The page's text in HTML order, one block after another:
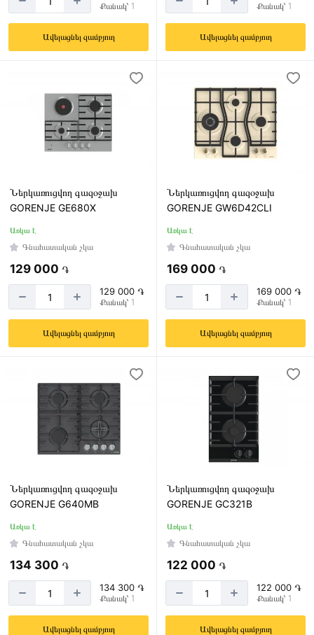
Քանակ՝ 1
Ավելացնել զամբյուղ
Քանակ՝ 1
Ավելացնել զամբյուղ
Ներկառուցվող գազօջախ
GORENJE GE680X
Առկա է
Գնահատական չկա
129 000 ֏
129 000 ֏
Քանակ՝ 1
Ավելացնել զամբյուղ
Ներկառուցվող գազօջախ
GORENJE GW6D42CLI
Առկա է
Գնահատական չկա
169 000 ֏
169 000 ֏
Քանակ՝ 1
Ավելացնել զամբյուղ
Ներկառուցվող գազօջախ
GORENJE G640MB
Առկա է
Գնահատական չկա
134 300 ֏
134 300 ֏
Քանակ՝ 1
Ավելացնել զամբյուղ
Ներկառուցվող գազօջախ
GORENJE GC321B
Առկա է
Գնահատական չկա
122 000 ֏
122 000 ֏
Քանակ՝ 1
Ավելացնել զամբյուղ